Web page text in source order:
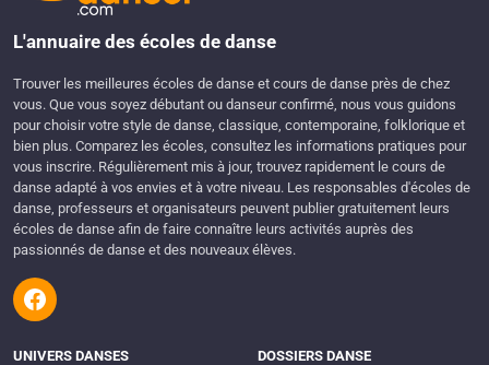
L'annuaire des écoles de danse
Trouver les meilleures écoles de danse et cours de danse près de chez
vous. Que vous soyez débutant ou danseur confirmé, nous vous guidons
pour choisir votre style de danse, classique, contemporaine, folklorique et
bien plus. Comparez les écoles, consultez les informations pratiques pour
vous inscrire. Régulièrement mis à jour, trouvez rapidement le cours de
danse adapté à vos envies et à votre niveau. Les responsables d'écoles de
danse, professeurs et organisateurs peuvent publier gratuitement leurs
écoles de danse afin de faire connaître leurs activités auprès des
passionnés de danse et des nouveaux élèves.
UNIVERS DANSES
DOSSIERS DANSE